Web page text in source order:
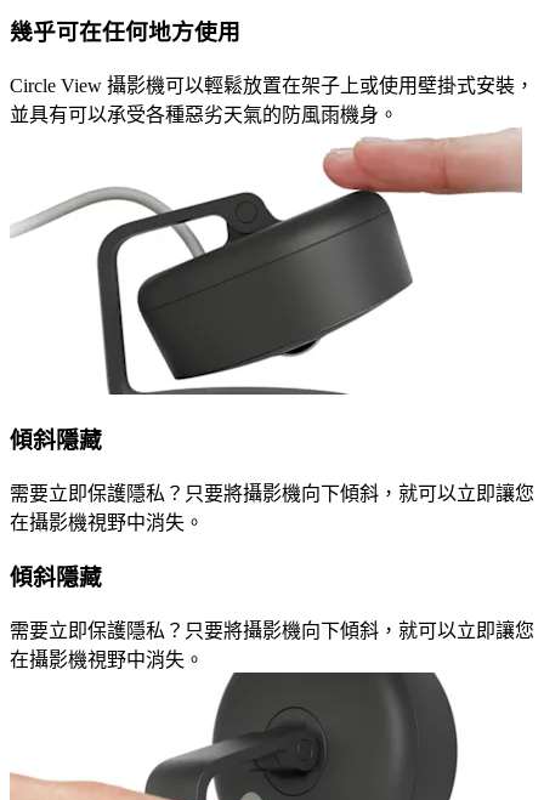
幾乎可在任何地方使用
Circle View 攝影機可以輕鬆放置在架子上或使用壁掛式安裝，
並具有可以承受各種惡劣天氣的防風雨機身。
傾斜隱藏
需要立即保護隱私？只要將攝影機向下傾斜，就可以立即讓您
在攝影機視野中消失。
傾斜隱藏
需要立即保護隱私？只要將攝影機向下傾斜，就可以立即讓您
在攝影機視野中消失。